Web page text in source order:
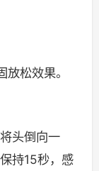
松效果。
头倒向一
持15秒，感